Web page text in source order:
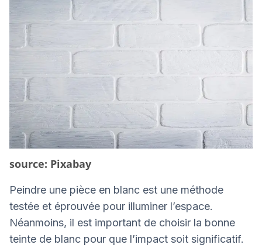
source: Pixabay
Peindre une pièce en blanc est une méthode
testée et éprouvée pour illuminer l’espace.
Néanmoins, il est important de choisir la bonne
teinte de blanc pour que l’impact soit significatif.